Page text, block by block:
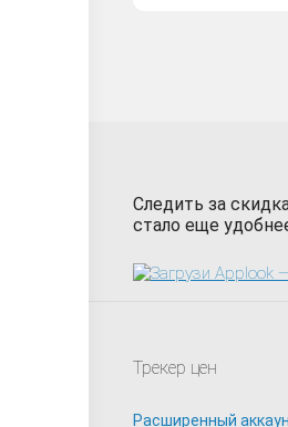
Следить за
стало еще
Трекер цен
Расширенный